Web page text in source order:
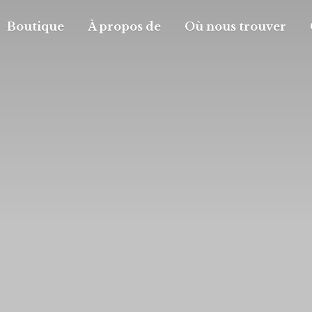
Boutique À propos de Où nous trouver